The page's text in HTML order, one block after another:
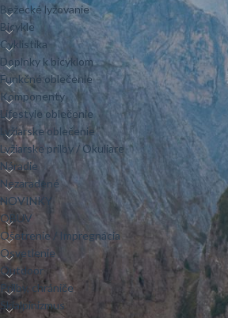
Bežecké lyžovanie
Bicykle
Cyklistika
Doplnky k bicyklom
Funkčné oblečenie
Komponenty
Lifestyle oblečenie
Lyžiarske oblečenie
Lyžiarske prilby / Okuliare
Náradie
Nezaradené
NOVINKY
OBUV
Ošetrenie / Impregnácia
Osvetlenie
Outdoor
Prilby, chrániče
Skialpinizmus